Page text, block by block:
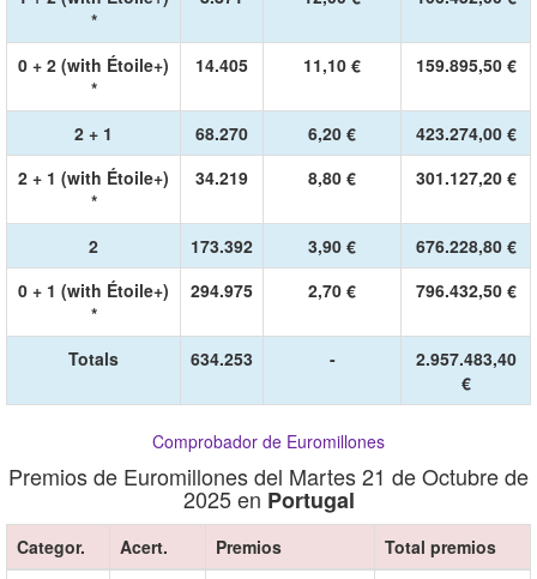
*
0 + 2 (with Étoile+)
*
14.405 11,10 € 159.895,50 €
2 + 1 68.270 6,20 €
423.274,00 €
2 + 1 (with Étoile+)
*
34.219 8,80 € 301.127,20 €
2 173.392 3,90 €
676.228,80 €
0 + 1 (with Étoile+)
*
294.975 2,70 € 796.432,50 €
Totals 634.253 -
2.957.483,40
€
Comprobador de Euromillones
Premios de Euromillones del Martes 21 de Octubre de
2025 en Portugal
Categor. Acert. Premios
Total premios